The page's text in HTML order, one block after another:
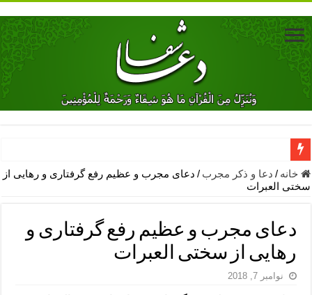
دعای جلب محبت فوری معشوق – دعای جلب محبت شوهر
دعای مشکل گشا برای رفع فقر – ذکرهای روزی‌ بخش
معجزات دعای یا من اظهر الجمیل – دعای یا من اظهر الجمیل برای
مهم ترین اذکار الهی و فضیلت آن ها – ذکر مخصوص مستجاب الدعوه
دعا برای ترس بچه ها در خواب – دعای ترس و بی خوابی کودکان
خانه / دعا و ذکر مجرب / دعای مجرب و عظیم رفع گرفتاری و رهایی از
سختی العبرات
دعای مجرب و عظیم رفع گرفتاری و
رهایی از سختی العبرات
نوامبر 7, 2018